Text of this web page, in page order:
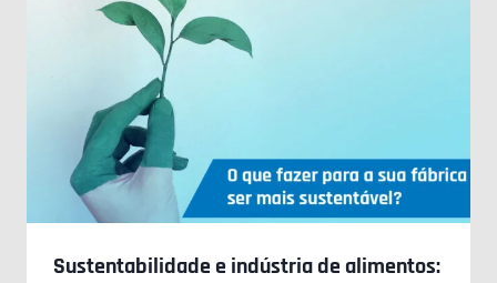
Sustentabilidade e indústria de alimentos: